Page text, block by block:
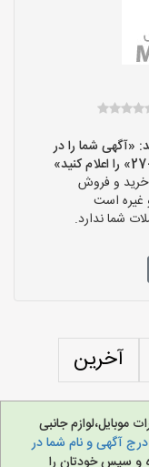
«آگهی شما را در
خرید و فروش
و غیره است
شما ندارد.
آخرین
موبایل،لوازم جانبی
درج آگهی و نام شما در
و سپس خودتان را